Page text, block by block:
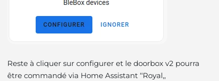
Reste à cliquer sur configurer et le doorbox v2 pourra
être commandé via Home Assistant ‘‘Royal,,